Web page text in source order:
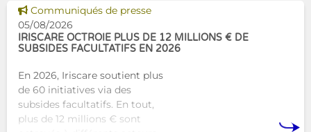
alternative innovante et
humaine aux structures
d’hébergement traditionnel
Voir cette news
Communiqués de presse
05/08/2026
IRISCARE OCTROIE PLUS DE 12 MILLIONS € DE
SUBSIDES FACULTATIFS EN 2026
En 2026, Iriscare soutient plus
de 60 initiatives via des
subsides facultatifs. En tout,
plus de 12 millions € sont